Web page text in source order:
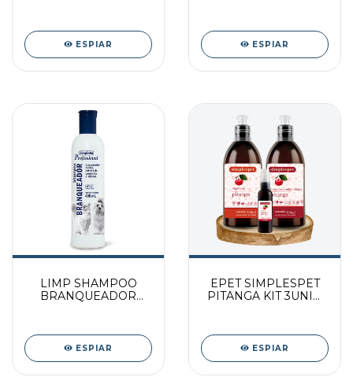
ESPIAR ESPIAR
LIMP SHAMPOO
BRANQUEADOR
ESPIAR
EPET SIMPLESPET
PITANGA KIT 3UNID
ESPIAR